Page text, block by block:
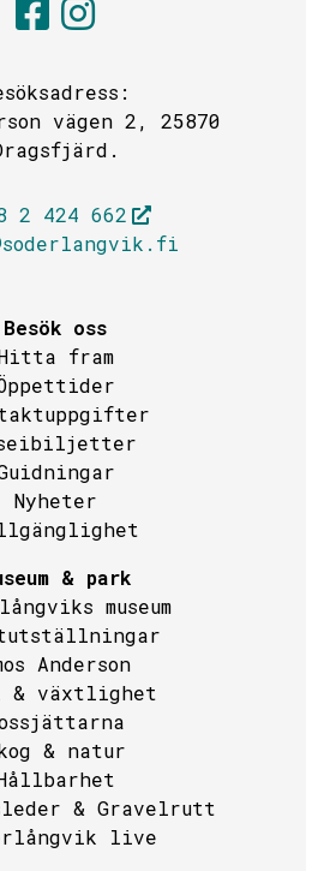
vägen 2, 25870
2 424 662
Besök oss
fram
Nyheter
& park
museum
Anderson
& växtlighet
& natur
& Gravelrutt
live